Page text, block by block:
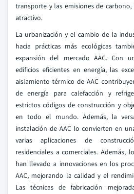
transporte y las emisiones de
atractivo.
La urbanización y el cambio de la
hacia prácticas más ecológicas
expansión del mercado AAC. Con
edificios eficientes en energía, las
aislamiento térmico de AAC
de energía para calefacción y
estrictos códigos de construcción y
en todo el mundo. Además, la
instalación de AAC lo convierten en
varias aplicaciones de
residenciales a comerciales. Además,
han llevado a innovaciones en los
AAC, mejorando la calidad y el
Las técnicas de fabricación